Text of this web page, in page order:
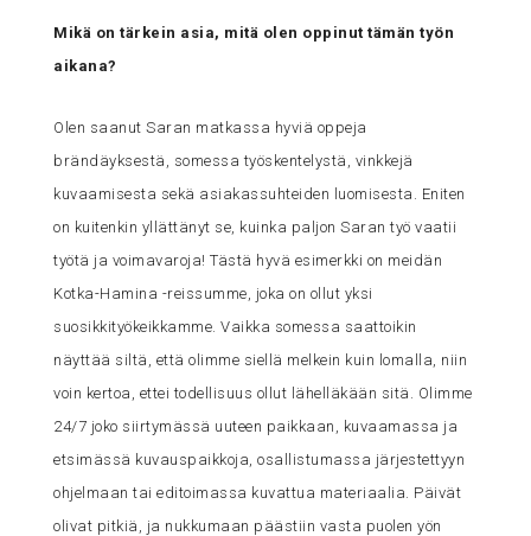
Mikä on tärkein asia, mitä olen oppinut tämän työn
aikana?
Olen saanut Saran matkassa hyviä oppeja
brändäyksestä, somessa työskentelystä, vinkkejä
kuvaamisesta sekä asiakassuhteiden luomisesta. Eniten
on kuitenkin yllättänyt se, kuinka paljon Saran työ vaatii
työtä ja voimavaroja! Tästä hyvä esimerkki on meidän
Kotka-Hamina -reissumme, joka on ollut yksi
suosikkityökeikkamme. Vaikka somessa saattoikin
näyttää siltä, että olimme siellä melkein kuin lomalla, niin
voin kertoa, ettei todellisuus ollut lähelläkään sitä. Olimme
24/7 joko siirtymässä uuteen paikkaan, kuvaamassa ja
etsimässä kuvauspaikkoja, osallistumassa järjestettyyn
ohjelmaan tai editoimassa kuvattua materiaalia. Päivät
olivat pitkiä, ja nukkumaan päästiin vasta puolen yön